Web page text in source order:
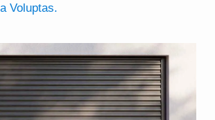
Voluptas.